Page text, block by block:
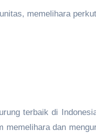
memelihara
terbaik di
memelihara dan